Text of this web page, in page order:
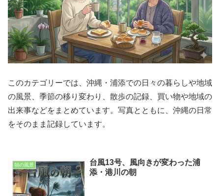
このカテゴリーでは、沖縄・浦添での日々の暮らしや地域
の風景、季節の移り変わり、散歩の記録、買い物や地域の
出来事などをまとめています。写真とともに、沖縄の日常
をそのまま記録しています。
朝の風景
台風13号、風向きが変わった浦
添・港川の朝